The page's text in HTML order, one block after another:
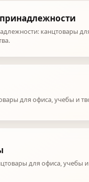
канцтовары
для офиса, учебы и
для офиса, учебы и